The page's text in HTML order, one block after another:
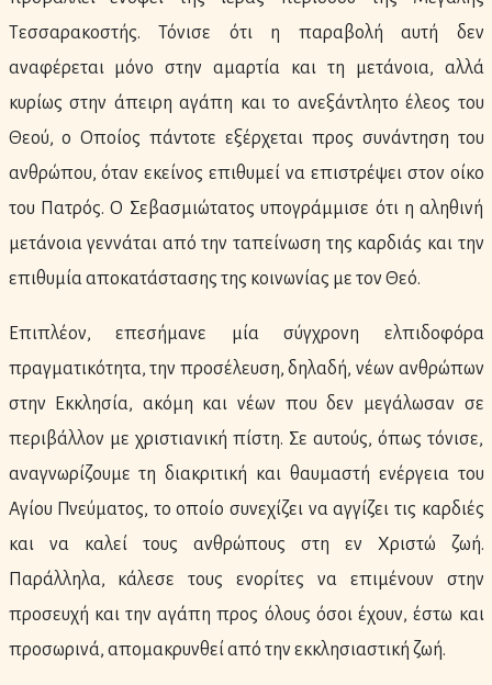
Τεσσαρακοστής. Τόνισε ότι η παραβολή αυτή δεν
αναφέρεται μόνο στην αμαρτία και τη μετάνοια, αλλά
κυρίως στην άπειρη αγάπη και το ανεξάντλητο έλεος του
Θεού, ο Οποίος πάντοτε εξέρχεται προς συνάντηση του
ανθρώπου, όταν εκείνος επιθυμεί να επιστρέψει στον οίκο
του Πατρός. Ο Σεβασμιώτατος υπογράμμισε ότι η αληθινή
μετάνοια γεννάται από την ταπείνωση της καρδιάς και την
επιθυμία αποκατάστασης της κοινωνίας με τον Θεό.
Επιπλέον, επεσήμανε μία σύγχρονη ελπιδοφόρα
πραγματικότητα, την προσέλευση, δηλαδή, νέων ανθρώπων
στην Εκκλησία, ακόμη και νέων που δεν μεγάλωσαν σε
περιβάλλον με χριστιανική πίστη. Σε αυτούς, όπως τόνισε,
αναγνωρίζουμε τη διακριτική και θαυμαστή ενέργεια του
Αγίου Πνεύματος, το οποίο συνεχίζει να αγγίζει τις καρδιές
και να καλεί τους ανθρώπους στη εν Χριστώ ζωή.
Παράλληλα, κάλεσε τους ενορίτες να επιμένουν στην
προσευχή και την αγάπη προς όλους όσοι έχουν, έστω και
προσωρινά, απομακρυνθεί από την εκκλησιαστική ζωή.